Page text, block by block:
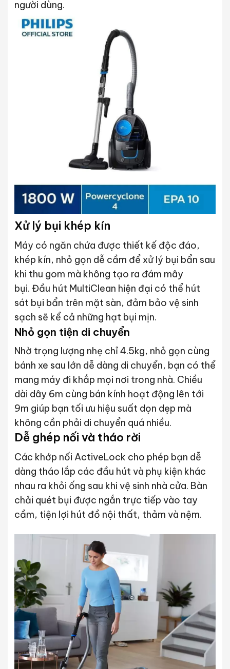
người dùng.
Xử lý bụi khép kín
Máy có ngăn chứa được thiết kế độc đáo,
khép kín, nhỏ gọn dễ cầm để xử lý bụi bẩn sau
khi thu gom mà không tạo ra đám mây
bụi. Đầu hút MultiClean hiện đại có thể hút
sát bụi bẩn trên mặt sàn, đảm bảo vệ sinh
sạch sẽ kể cả những hạt bụi mịn.
Nhỏ gọn tiện di chuyển
Nhờ trọng lượng nhẹ chỉ 4.5kg, nhỏ gọn cùng
bánh xe sau lớn dễ dàng di chuyển, bạn có thể
mang máy đi khắp mọi nơi trong nhà. Chiều
dài dây 6m cùng bán kính hoạt động lên tới
9m giúp bạn tối ưu hiệu suất dọn dẹp mà
không cần phải di chuyển quá nhiều.
Dễ ghép nối và tháo rời
Các khớp nối ActiveLock cho phép bạn dễ
dàng tháo lắp các đầu hút và phụ kiện khác
nhau ra khỏi ống sau khi vệ sinh nhà cửa. Bàn
chải quét bụi được ngắn trực tiếp vào tay
cầm, tiện lợi hút đồ nội thất, thảm và nệm.